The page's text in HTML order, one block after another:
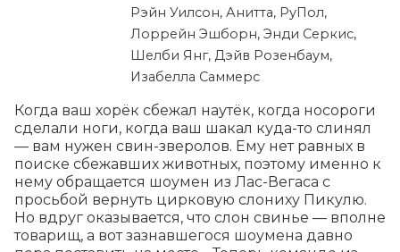
Рэйн Уилсон, Анитта, РуПол,
Лоррейн Эшборн, Энди Серкис,
Шелби Янг, Дэйв Розенбаум,
Изабелла Саммерс
Когда ваш хорёк сбежал наутёк, когда носороги
сделали ноги, когда ваш шакал куда-то слинял
— вам нужен свин-зверолов. Ему нет равных в
поиске сбежавших животных, поэтому именно к
нему обращается шоумен из Лас-Вегаса с
просьбой вернуть цирковую слониху Пикулю.
Но вдруг оказывается, что слон свинье — вполне
товарищ, а вот зазнавшегося шоумена давно